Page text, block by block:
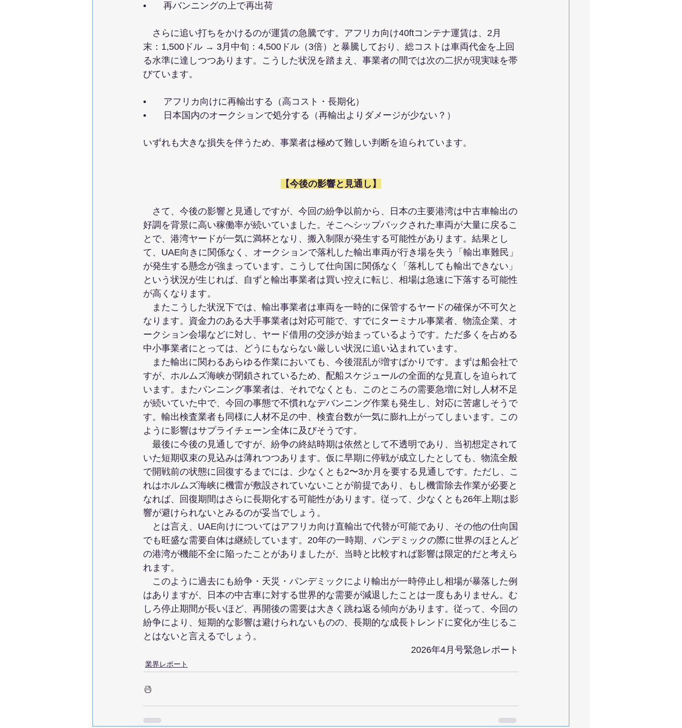
• 	再バンニングの上で再出荷
さらに追い打ちをかけるのが運賃の急騰です。アフリカ向け40ftコンテナ運賃は、2月
末：1,500ドル → 3月中旬：4,500ドル（3倍）と暴騰しており、総コストは車両代金を上回
る水準に達しつつあります。こうした状況を踏まえ、事業者の間では次の二択が現実味を帯
びています。
• 	アフリカ向けに再輸出する（高コスト・長期化）
• 	日本国内のオークションで処分する（再輸出よりダメージが少ない？）
いずれも大きな損失を伴うため、事業者は極めて難しい判断を迫られています。
【今後の影響と見通し】
さて、今後の影響と見通しですが、今回の紛争以前から、日本の主要港湾は中古車輸出の
好調を背景に高い稼働率が続いていました。そこへシップバックされた車両が大量に戻るこ
とで、港湾ヤードが一気に満杯となり、搬入制限が発生する可能性があります。結果とし
て、UAE向きに関係なく、オークションで落札した輸出車両が行き場を失う「輸出車難民」
が発生する懸念が強まっています。こうして仕向国に関係なく「落札しても輸出できない」
という状況が生じれば、自ずと輸出事業者は買い控えに転じ、相場は急速に下落する可能性
が高くなります。
またこうした状況下では、輸出事業者は車両を一時的に保管するヤードの確保が不可欠と
なります。資金力のある大手事業者は対応可能で、すでにターミナル事業者、物流企業、オ
ークション会場などに対し、ヤード借用の交渉が始まっているようです。ただ多くを占める
中小事業者にとっては、どうにもならない厳しい状況に追い込まれています。
また輸出に関わるあらゆる作業においても、今後混乱が増すばかりです。まずは船会社で
すが、ホルムズ海峡が閉鎖されているため、配船スケジュールの全面的な見直しを迫られて
います。またバンニング事業者は、それでなくとも、このところの需要急増に対し人材不足
が続いていた中で、今回の事態で不慣れなデバンニング作業も発生し、対応に苦慮しそうで
す。輸出検査業者も同様に人材不足の中、検査台数が一気に膨れ上がってしまいます。この
ように影響はサプライチェーン全体に及びそうです。
最後に今後の見通しですが、紛争の終結時期は依然として不透明であり、当初想定されて
いた短期収束の見込みは薄れつつあります。仮に早期に停戦が成立したとしても、物流全般
で開戦前の状態に回復するまでには、少なくとも2〜3か月を要する見通しです。ただし、こ
れはホルムズ海峡に機雷が敷設されていないことが前提であり、もし機雷除去作業が必要と
なれば、回復期間はさらに長期化する可能性があります。従って、少なくとも26年上期は影
響が避けられないとみるのが妥当でしょう。
とは言え、UAE向けについてはアフリカ向け直輸出で代替が可能であり、その他の仕向国
でも旺盛な需要自体は継続しています。20年の一時期、パンデミックの際に世界のほとんど
の港湾が機能不全に陥ったことがありましたが、当時と比較すれば影響は限定的だと考えら
れます。
このように過去にも紛争・天災・パンデミックにより輸出が一時停止し相場が暴落した例
はありますが、日本の中古車に対する世界的な需要が減退したことは一度もありません。む
しろ停止期間が長いほど、再開後の需要は大きく跳ね返る傾向があります。従って、今回の
紛争により、短期的な影響は避けられないものの、長期的な成長トレンドに変化が生じるこ
とはないと言えるでしょう。
2026年4月号緊急レポート
業界レポート